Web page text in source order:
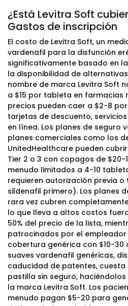
¿Está Levitra Soft
Gastos de inscripción
El costo de Levitra Soft, un
vardenafil para la disfunción
significativamente basado en
la disponibilidad de
nombre de marca Levitra Soft
a $15 por tableta en farmacias
precios pueden caer a $2-8
tarjetas de descuento,
en línea. Los planes de seguro
planes comerciales como los
UnitedHealthcare pueden
Tier 2 o 3 con copagos de $20-
menudo limitados a 4-10
requieren autorización previa
sildenafil primero). Los planes
rara vez cubren
lo que lleva a altos costos
50% del precio de la lista,
patrocinados por el
cobertura genérica con $10-30
suaves vardenafil genéricas,
caducidad de patentes, cuesta
pastilla sin seguro,
la marca Levitra Soft. Los
menudo pagan $5-20 para